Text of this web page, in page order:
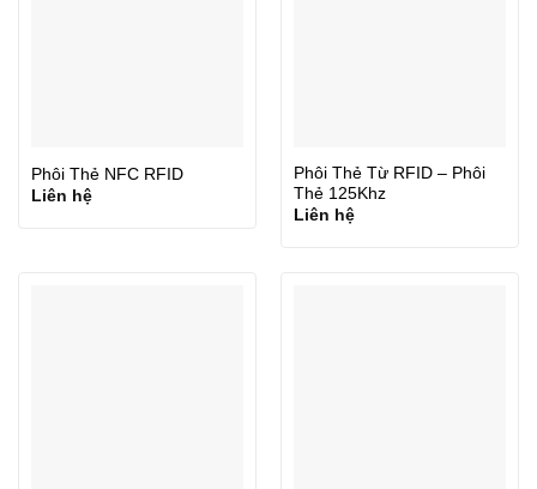
Phôi Thẻ NFC RFID
Liên hệ
Phôi Thẻ Từ RFID – Phôi
Thẻ 125Khz
Liên hệ